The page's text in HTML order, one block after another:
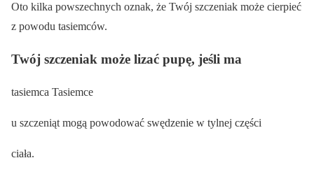
Oto kilka powszechnych oznak, że Twój szczeniak może cierpieć
z powodu tasiemców.
Twój szczeniak może lizać pupę, jeśli ma
tasiemca Tasiemce
u szczeniąt mogą powodować swędzenie w tylnej części
ciała.